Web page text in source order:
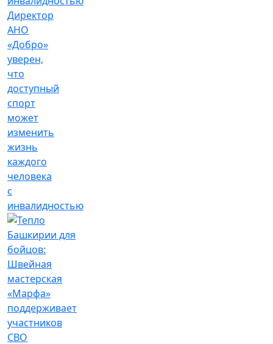
Директор
АНО
«Добро»
уверен,
что
доступный
спорт
может
изменить
жизнь
каждого
человека
с
инвалидностью